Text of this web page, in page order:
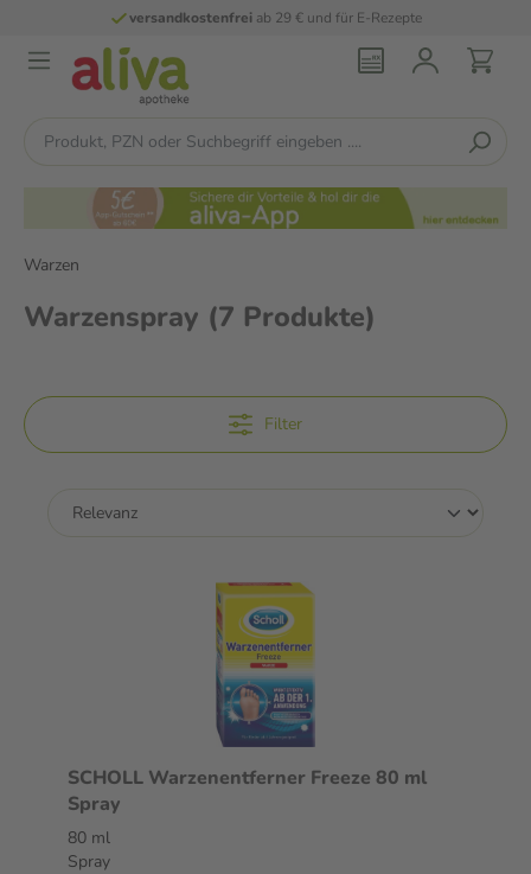
versandkostenfreiab 29 € und für E-Rezepte
Warzen
Warzenspray (7 Produkte)
Filter
SCHOLL Warzenentferner Freeze 80 ml
Spray
80 ml
Spray